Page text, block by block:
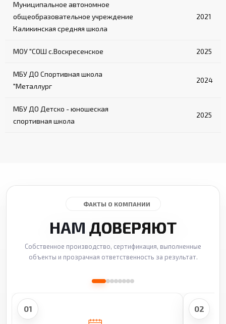
Муниципальное автономное
общеобразовательное учреждение
Каликинская средняя школа
2021
МОУ "СОШ с.Воскресенское 2025
МБУ ДО Спортивная школа
"Металлург
2024
МБУ ДО Детско - юношеская
спортивная школа
2025
ФАКТЫ О КОМПАНИИ
НАМ ДОВЕРЯЮТ
Собственное производство, сертификация, выполненные
объекты и прозрачная ответственность за результат.
01 02